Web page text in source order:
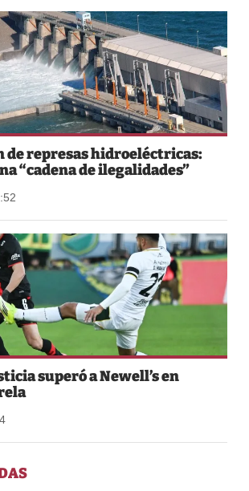
de represas hidroeléctricas:
“cadena de ilegalidades”
superó a Newell’s en